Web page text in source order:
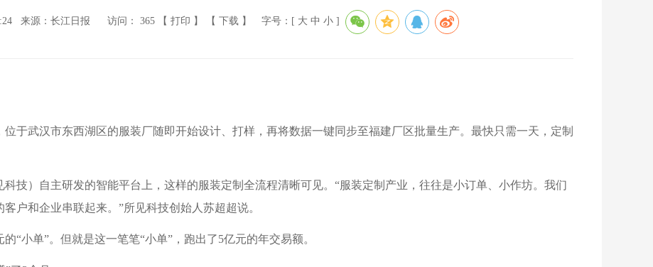
来源：长江日报 访问： 365 【 打印 】 【 下载 】 字号：[ 大 中 小]
于武汉市东西湖区的服装厂随即开始设计、打样，再将数据一键同步至福建厂区批量生产。最快只需一天，定制
技）自主研发的智能平台上，这样的服装定制全流程清晰可见。“服装定制产业，往往是小订单、小作坊。我们
户和企业串联起来。”所见科技创始人苏超超说。
“小单”。但就是这一笔笔“小单”，跑出了5亿元的年交易额。